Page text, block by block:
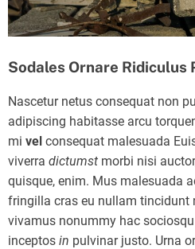
Sodales Ornare
Nascetur netus consequat non
adipiscing habitasse arcu
mi vel consequat malesuada
viverra dictumst morbi nisi
quisque, enim. Mus malesuada
fringilla cras eu nullam tincidunt
vivamus nonummy hac
inceptos in pulvinar justo. Urna